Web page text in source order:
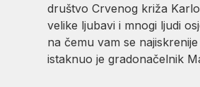
društvo Crvenog križa
velike ljubavi i mnogi ljudi
na čemu vam se
istaknuo je gradonačelnik